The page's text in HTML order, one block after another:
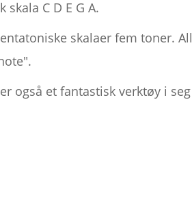
C D E G A.
skalaer fem toner.
også et fantastisk verktøy i